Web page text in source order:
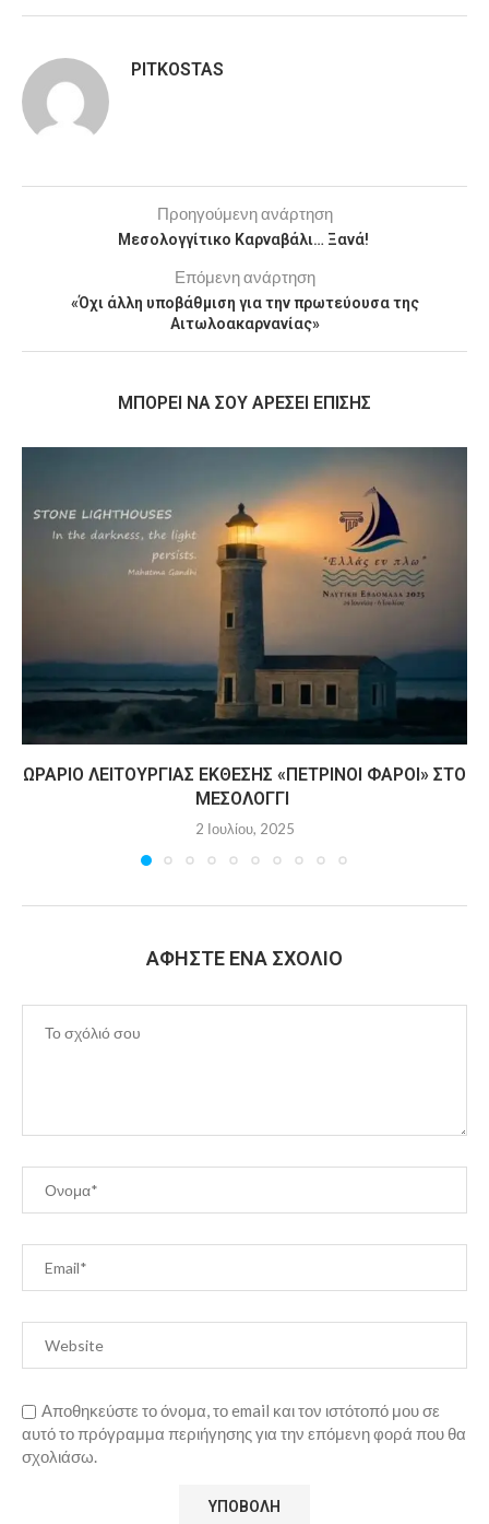
PITKOSTAS
Προηγούμενη ανάρτηση
Μεσολογγίτικο Καρναβάλι… Ξανά!
Επόμενη ανάρτηση
«Όχι άλλη υποβάθμιση για την πρωτεύουσα της
Αιτωλοακαρνανίας»
MΠΟΡΕΊ ΝΑ ΣΟΥ ΑΡΈΣΕΙ ΕΠΊΣΗΣ
ΩΡΆΡΙΟ ΛΕΙΤΟΥΡΓΊΑΣ ΈΚΘΕΣΗΣ «ΠΈΤΡΙΝΟΙ ΦΆΡΟΙ» ΣΤΟ
ΜΕΣΟΛΌΓΓΙ
2 Ιουλίου, 2025
ΑΦΉΣΤΕ ΈΝΑ ΣΧΌΛΙΟ
Αποθηκεύστε το όνομα, το email και τον ιστότοπό μου σε
αυτό το πρόγραμμα περιήγησης για την επόμενη φορά που θα
σχολιάσω.